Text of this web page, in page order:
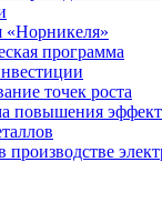
«Норникеля»
программа
точек роста
повышения
производстве